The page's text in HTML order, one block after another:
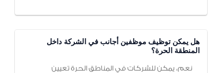
هل يمكن توظيف موظفين أجانب في الشركة داخل
المنطقة الحرة؟
نعم، يمكن للشركات في المناطق الحرة تعيين